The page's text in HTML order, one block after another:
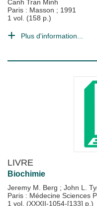
Canh Tran Minh
Paris : Masson ; 1991
1 vol. (158 p.)
Plus d'information...
LIVRE
Biochimie
Jeremy M. Berg ; John L.
Paris : Médecine Sciences
1 vol. (XXXII-1054-[133] p.)